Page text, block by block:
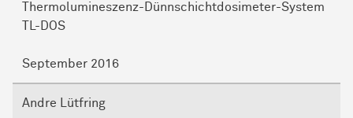
Thermolumineszenz-Dünnschichtdosimeter-System
TL-DOS
September 2016
Andre Lütfring